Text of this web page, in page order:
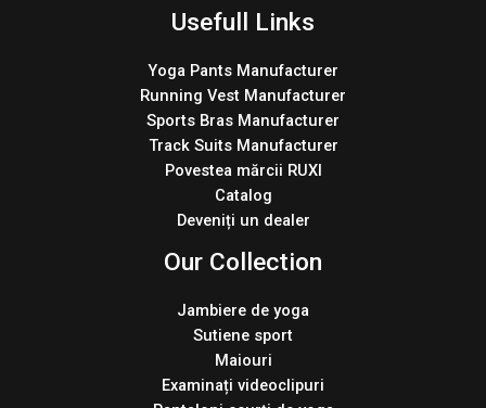
Usefull Links
Yoga Pants Manufacturer
Running Vest Manufacturer
Sports Bras Manufacturer
Track Suits Manufacturer
Povestea mărcii RUXI
Catalog
Deveniți un dealer
Our Collection
Jambiere de yoga
Sutiene sport
Maiouri
Examinați videoclipuri